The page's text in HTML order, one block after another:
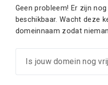
Geen probleem! Er zijn
beschikbaar. Wacht deze
domeinnaam zodat